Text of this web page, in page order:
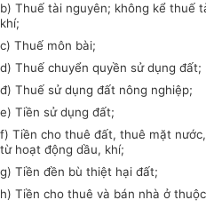
b) Thuế tài nguyên; không kể thuế
khí;
c) Thuế môn bài;
d) Thuế chuyển quyền sử dụng đất;
đ) Thuế sử dụng đất nông nghiệp;
e) Tiền sử dụng đất;
f) Tiền cho thuê đất, thuê mặt
từ hoạt động dầu, khí;
g) Tiền đền bù thiệt hại đất;
h) Tiền cho thuê và bán nhà ở